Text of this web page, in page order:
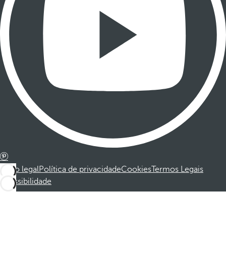
Aviso legalPolítica de privacidadeCookiesTermos Legais
Acessibilidade